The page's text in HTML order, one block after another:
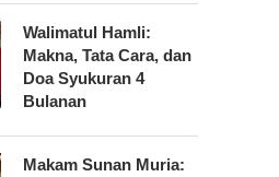
Walimatul Hamli:
Makna, Tata Cara, dan
Doa Syukuran 4
Bulanan
Makam Sunan Muria: